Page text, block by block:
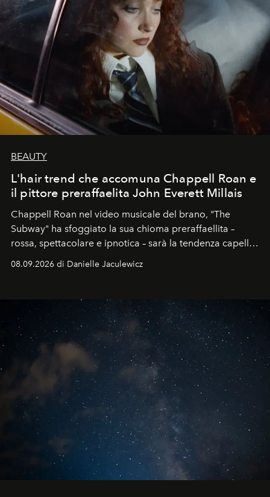
BEAUTY
L'hair trend che accomuna Chappell Roan e
il pittore preraffaelita John Everett Millais
Chappell Roan nel video musicale del brano, "The
Subway" ha sfoggiato la sua chioma preraffaellita –
rossa, spettacolare e ipnotica – sarà la tendenza capelli
08.09.2026 di Danielle Jaculewicz